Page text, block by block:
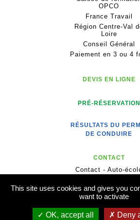
OPCO
France Travail
Région Centre-Val
Loire
Conseil Général
Paiement en 3 ou 4
DEVIS EN LIGNE
PRÉ-RÉSERVATION
RÉSULTATS DU
DE CONDUIRE
CONTACT
Contact - Auto-
Notre actualité
Recrutement
This site uses cookies and gives you
want to activate
OK, accept all Deny